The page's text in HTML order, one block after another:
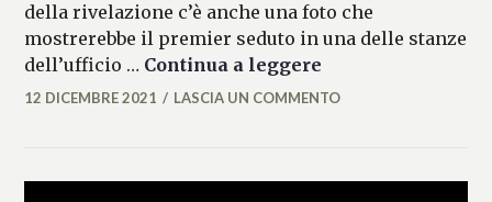
della rivelazione c’è anche una foto che
mostrerebbe il premier seduto in una delle stanze
dell’ufficio … Continua a leggere
ALESSIA
12 DICEMBRE 2021 LASCIA UN COMMENTO